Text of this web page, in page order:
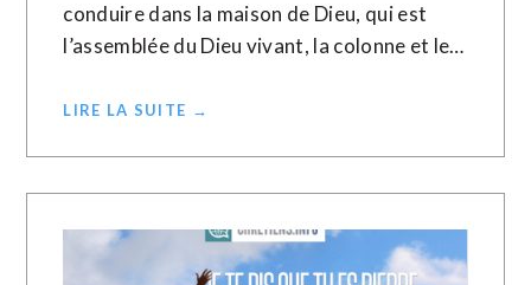
conduire dans la maison de Dieu, qui est
l’assemblée du Dieu vivant, la colonne et le…
LIRE LA SUITE →